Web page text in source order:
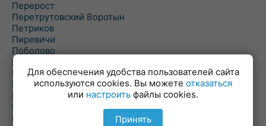
Перерост
Перетрутовский Воротын
Петриков
Пиревичи
Поболово
Поколюбичи
Полесье
Птичь
Речица
Ровенская Слобода
Рогачев
Для обеспечения удобства пользователей сайта
используются cookies. Вы можете отказаться
или настроить файлы cookies.
Принять